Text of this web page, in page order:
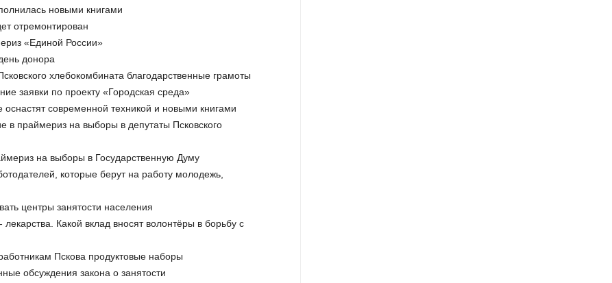
новыми книгами
отремонтирован
«Единой России»
донора
хлебокомбината благодарственные грамоты
заявки по проекту «Городская среда»
современной техникой и новыми книгами
в праймериз на выборы в депутаты Псковского
на выборы в Государственную Думу
которые берут на работу молодежь,
центры занятости населения
Какой вклад вносят волонтёры в борьбу с
Пскова продуктовые наборы
обсуждения закона о занятости